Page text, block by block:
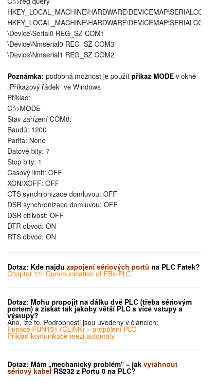
HKEY_LOCAL_MACHINE\HARDWARE\DEVICEMAP\SERIALCOMM
HKEY_LOCAL_MACHINE\HARDWARE\DEVICEMAP\SERIALCOMM
\Device\Serial0 REG_SZ COM1
\Device\Nmserial0 REG_SZ COM3
\Device\Nmserial1 REG_SZ COM2
Poznámka: podobná možnost je použít příkaz MODE v okně
„Příkazový řádek“ ve Windows
Příklad:
C:\>MODE
Stav zařízení COM8:
Baudů: 1200
Parita: None
Datové bity: 7
Stop bity: 1
Časový limit: OFF
XON/XOFF: OFF
CTS synchronizace domluvou: OFF
DSR synchronizace domluvou: OFF
DSR citlivost: OFF
DTR obvod: ON
RTS obvod: ON
Dotaz: Kde najdu zapojení sériových portů na PLC Fatek?
Chapter 11: Communication of FBs-PLC
Dotaz: Mohu propojit na dálku dvě PLC (třeba sériovým
portem) a získat tak jakoby větší PLC s více vstupy a
výstupy?
Ano, lze to. Podrobnosti jsou uvedeny v článcích:
Funkce FUN151 (CLINK) – propojení PLC
Příklad komunikace mezi automaty
Dotaz: Mám „mechanický problém“ – jak vytáhnout
sériový kabel RS232 z Portu 0 na PLC?